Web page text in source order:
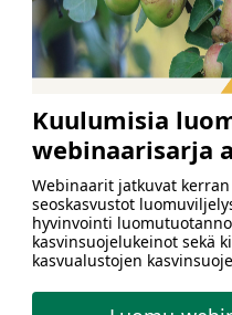
Kuulumisia
webinaarisarja
Webinaarit jatkuvat
seoskasvustot
hyvinvointi
kasvinsuojelukeinot sekä
kasvualustojen